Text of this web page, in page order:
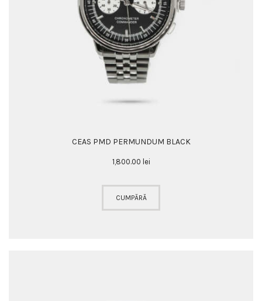
CEAS PMD PERMUNDUM BLACK
1,800.00 lei
CUMPĂRĂ